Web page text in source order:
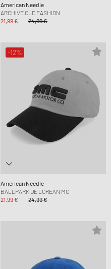
American Needle
ARCHIVE OLD FASHION
21,99 €
24,99 €
-12%
American Needle
BALLPARK DE LOREAN MC
21,99 €
24,99 €